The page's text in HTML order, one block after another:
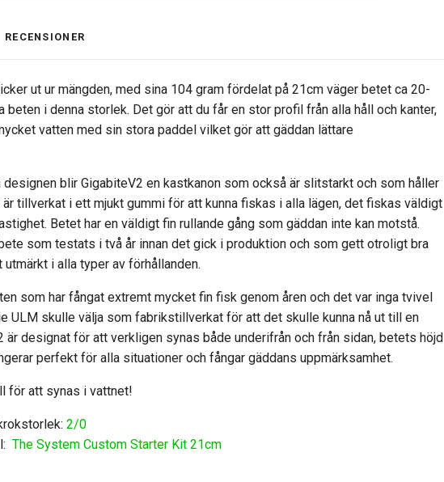
RECENSIONER
ut ur mängden, med sina 104 gram fördelat på 21cm väger betet ca 20-
beten i denna storlek. Det gör att du får en stor profil från alla håll och kanter,
vatten med sin stora paddel vilket gör att gäddan lättare
designen blir GigabiteV2 en kastkanon som också är slitstarkt och som håller
tillverkat i ett mjukt gummi för att kunna fiskas i alla lägen, det fiskas väldigt
Betet har en väldigt fin rullande gång som gäddan inte kan motstå.
som testats i två år innan det gick i produktion och som gett otroligt bra
i alla typer av förhållanden.
som har fångat extremt mycket fin fisk genom åren och det var inga tvivel
ULM skulle välja som fabrikstillverkat för att det skulle kunna nå ut till en
är designat för att verkligen synas både underifrån och från sidan, betets höjd
perfekt för alla situationer och fångar gäddans uppmärksamhet.
för att synas i vattnet!
2/0
The System Custom Starter Kit 21cm